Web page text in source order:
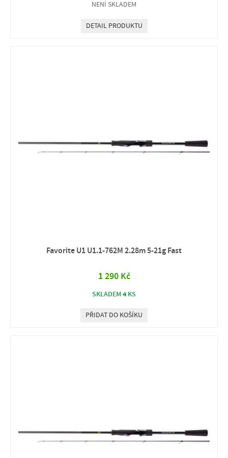
NENÍ SKLADEM
DETAIL PRODUKTU
Favorite U1 U1.1-762M 2.28m 5-21g Fast
1 290 Kč
SKLADEM4 KS
PŘIDAT DO KOŠÍKU